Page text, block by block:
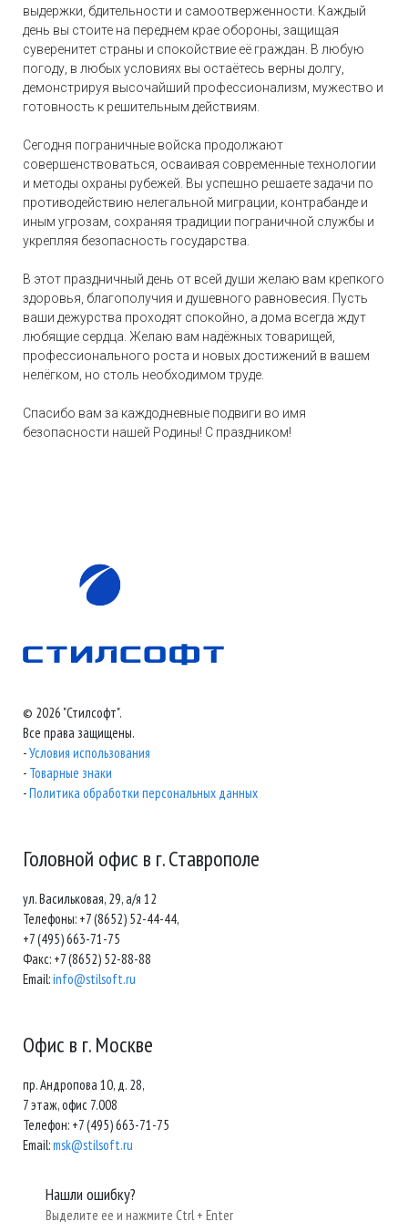
выдержки, бдительности и самоотверженности. Каждый
день вы стоите на переднем крае обороны, защищая
суверенитет страны и спокойствие её граждан. В любую
погоду, в любых условиях вы остаётесь верны долгу,
демонстрируя высочайший профессионализм, мужество и
готовность к решительным действиям.
Сегодня пограничные войска продолжают
совершенствоваться, осваивая современные технологии
и методы охраны рубежей. Вы успешно решаете задачи по
противодействию нелегальной миграции, контрабанде и
иным угрозам, сохраняя традиции пограничной службы и
укрепляя безопасность государства.
В этот праздничный день от всей души желаю вам крепкого
здоровья, благополучия и душевного равновесия. Пусть
ваши дежурства проходят спокойно, а дома всегда ждут
любящие сердца. Желаю вам надёжных товарищей,
профессионального роста и новых достижений в вашем
нелёгком, но столь необходимом труде.
Спасибо вам за каждодневные подвиги во имя
безопасности нашей Родины! С праздником!
© 2026 "Стилсофт".
Все права защищены.
-Условия использования
- Товарные знаки
-Политика обработки персональных данных
Головной офис в г. Ставрополе
ул. Васильковая, 29, а/я 12
Телефоны: +7 (8652) 52-44-44,
+7 (495) 663-71-75
Факс: +7 (8652) 52-88-88
Email:info@stilsoft.ru
Офис в г. Москве
пр. Андропова 10, д. 28,
7 этаж, офис 7.008
Телефон: +7 (495) 663-71-75
Email:msk@stilsoft.ru
Нашли ошибку?
Выделите ее и нажмите Ctrl + Enter